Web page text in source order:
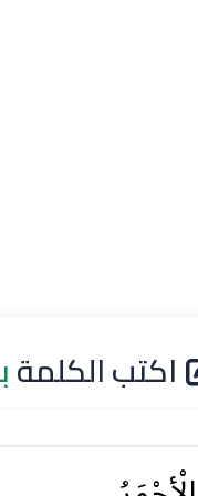
اكتب الكلمة